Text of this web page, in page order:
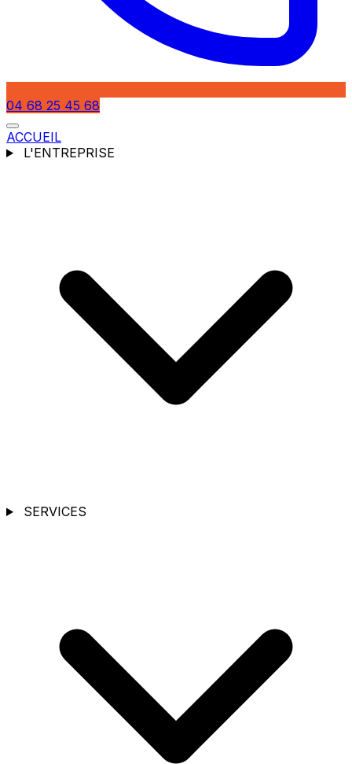
04 68 25 45 68
ACCUEIL
L'ENTREPRISE
SERVICES